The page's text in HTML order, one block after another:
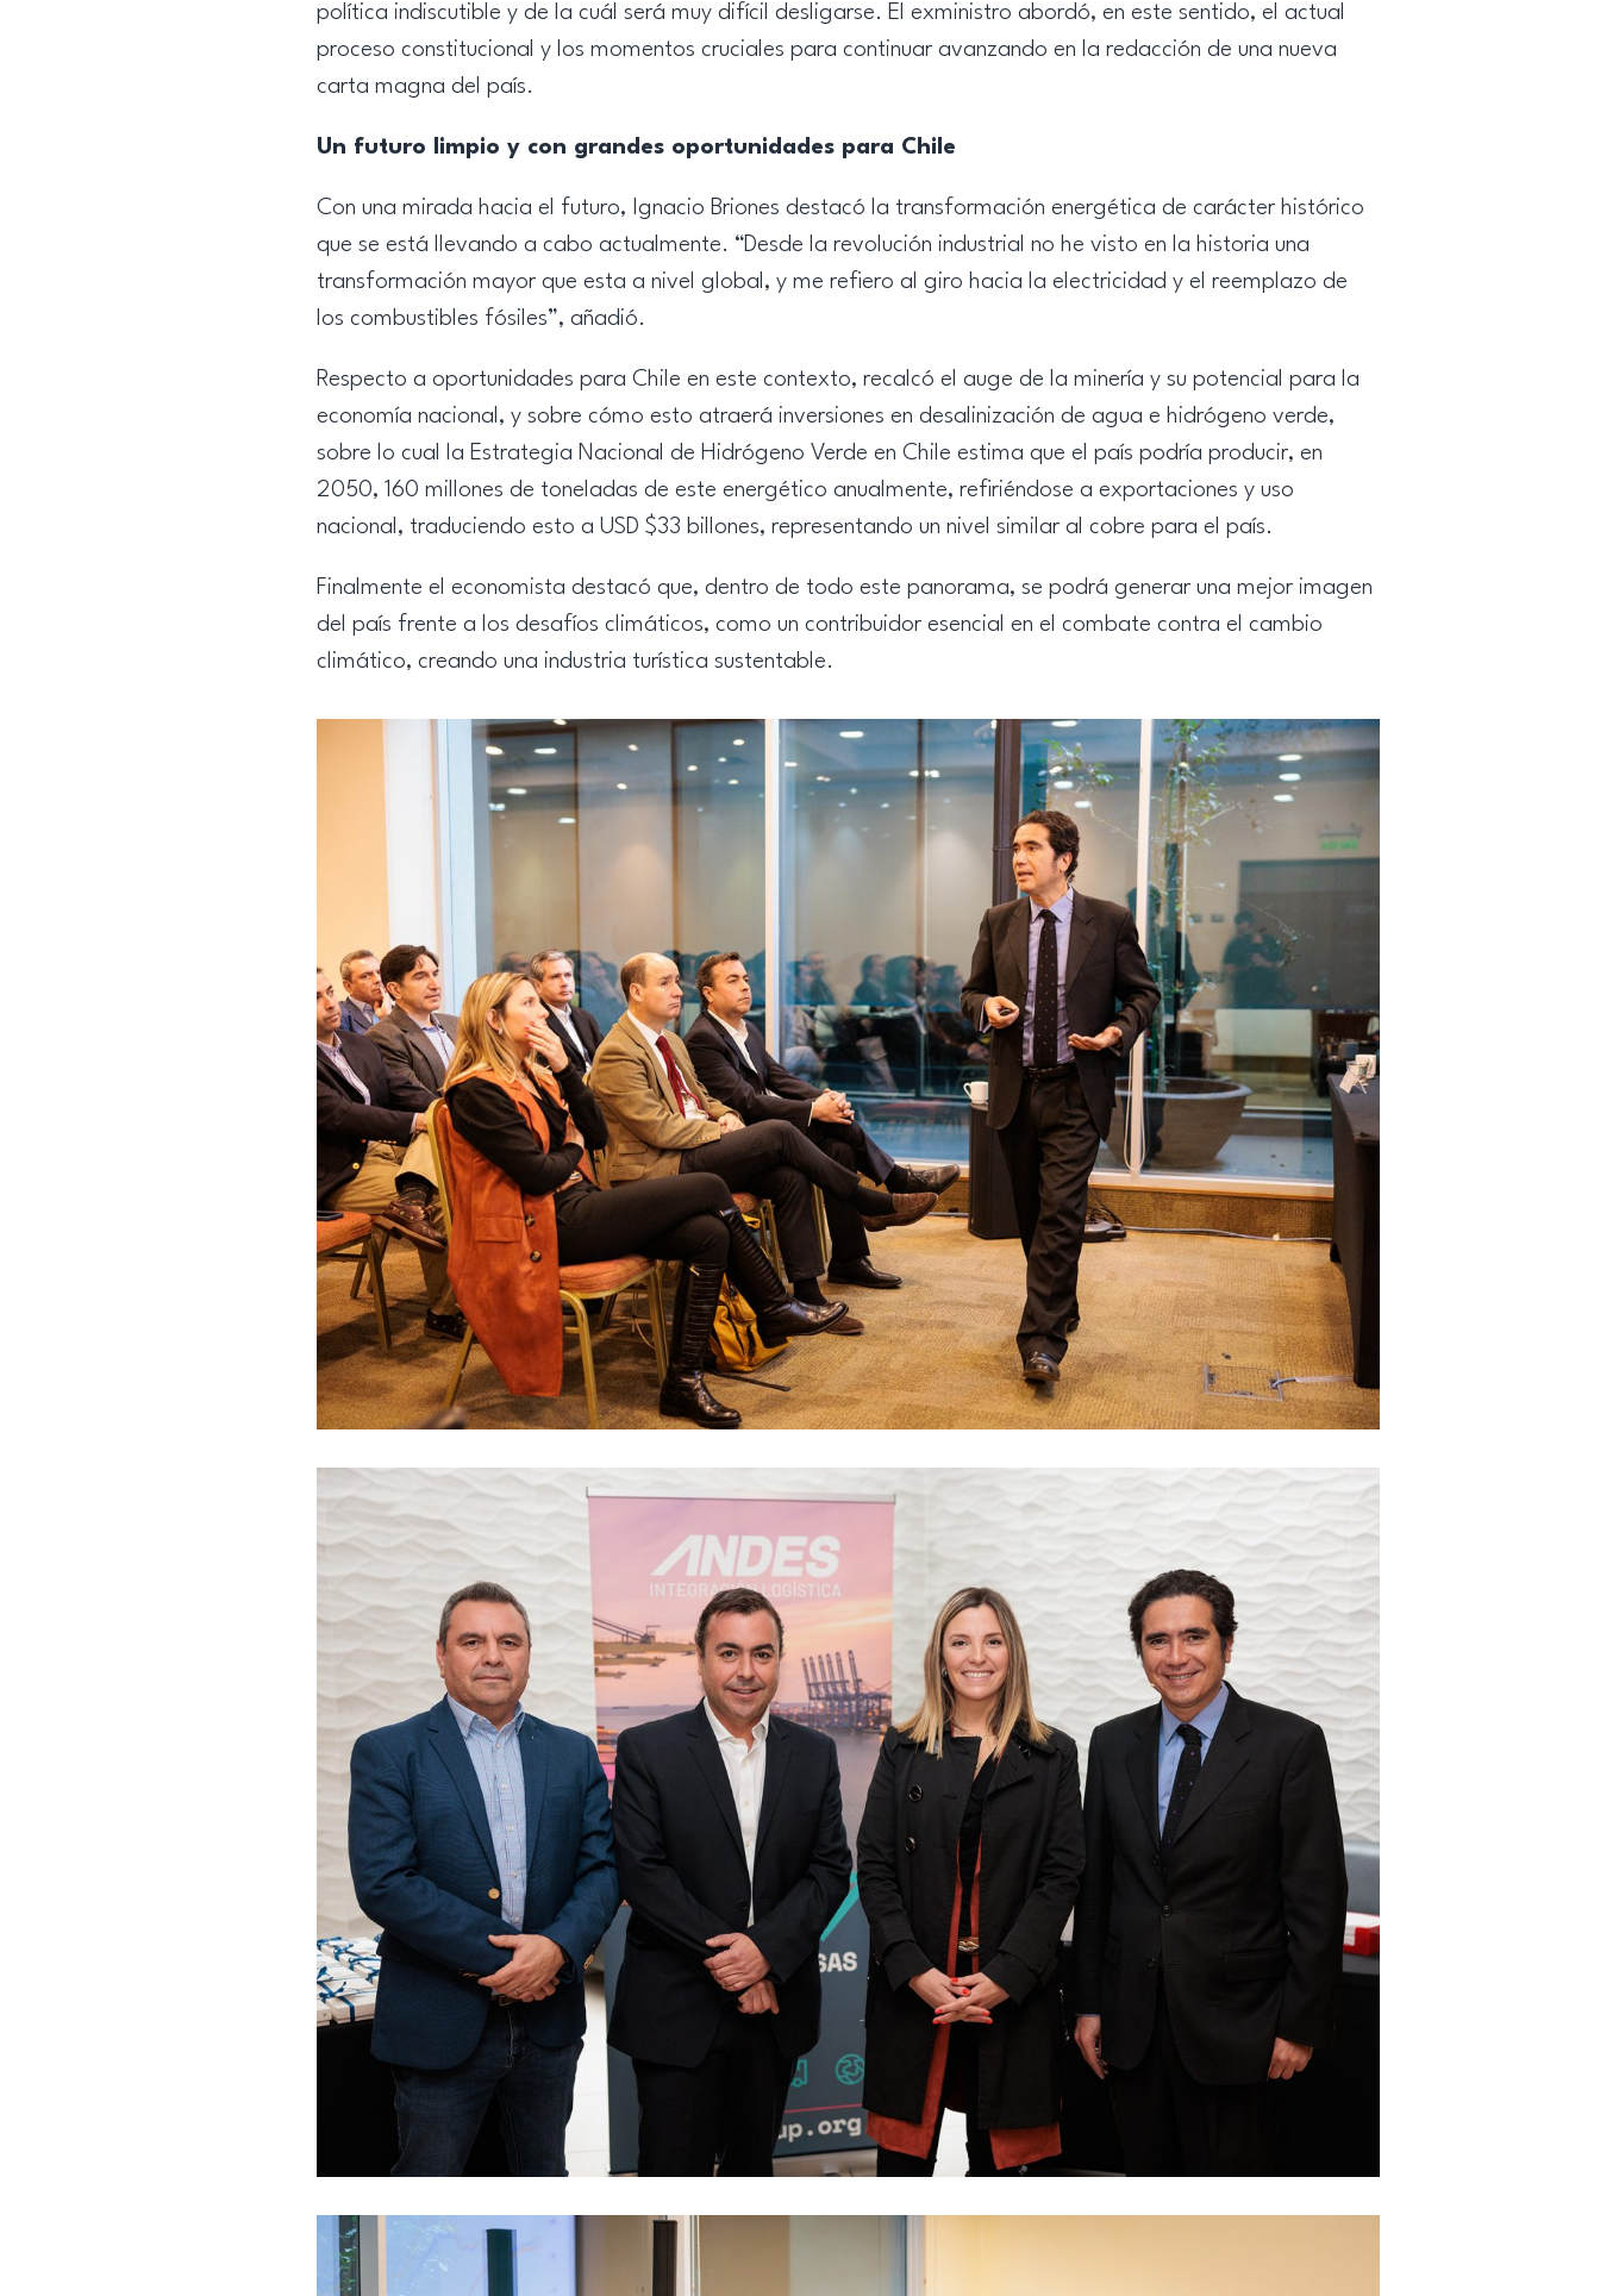
política indiscutible y de la cuál será muy difícil desligarse. El exministro abordó, en este sentido, el actual
proceso constitucional y los momentos cruciales para continuar avanzando en la redacción de una nueva
carta magna del país.
Un futuro limpio y con grandes oportunidades para Chile
Con una mirada hacia el futuro, Ignacio Briones destacó la transformación energética de carácter histórico
que se está llevando a cabo actualmente. “Desde la revolución industrial no he visto en la historia una
transformación mayor que esta a nivel global, y me refiero al giro hacia la electricidad y el reemplazo de
los combustibles fósiles”, añadió.
Respecto a oportunidades para Chile en este contexto, recalcó el auge de la minería y su potencial para la
economía nacional, y sobre cómo esto atraerá inversiones en desalinización de agua e hidrógeno verde,
sobre lo cual la Estrategia Nacional de Hidrógeno Verde en Chile estima que el país podría producir, en
2050, 160 millones de toneladas de este energético anualmente, refiriéndose a exportaciones y uso
nacional, traduciendo esto a USD $33 billones, representando un nivel similar al cobre para el país.
Finalmente el economista destacó que, dentro de todo este panorama, se podrá generar una mejor imagen
del país frente a los desafíos climáticos, como un contribuidor esencial en el combate contra el cambio
climático, creando una industria turística sustentable.